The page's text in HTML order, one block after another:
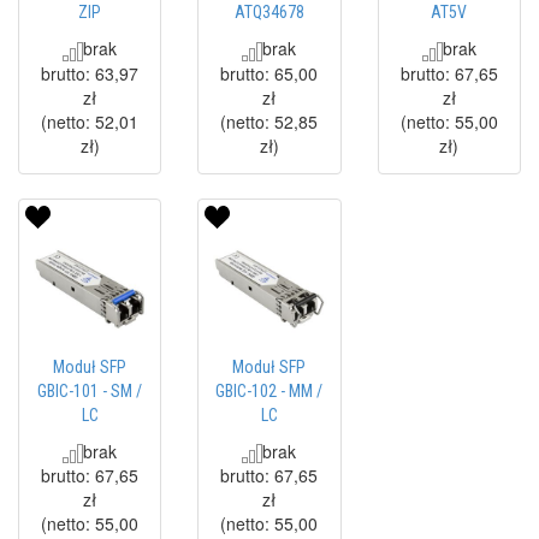
ZIP
brak
brutto:63,97
zł
(netto:52,01
zł)
ATQ34678
brak
brutto:65,00
zł
(netto:52,85
zł)
AT5V
brak
brutto: 67,65
zł
(netto: 55,00
zł)
Moduł SFP
GBIC-101 - SM /
LC
brak
brutto:67,65
zł
(netto:55,00
Moduł SFP
GBIC-102 - MM /
LC
brak
brutto:67,65
zł
(netto:55,00